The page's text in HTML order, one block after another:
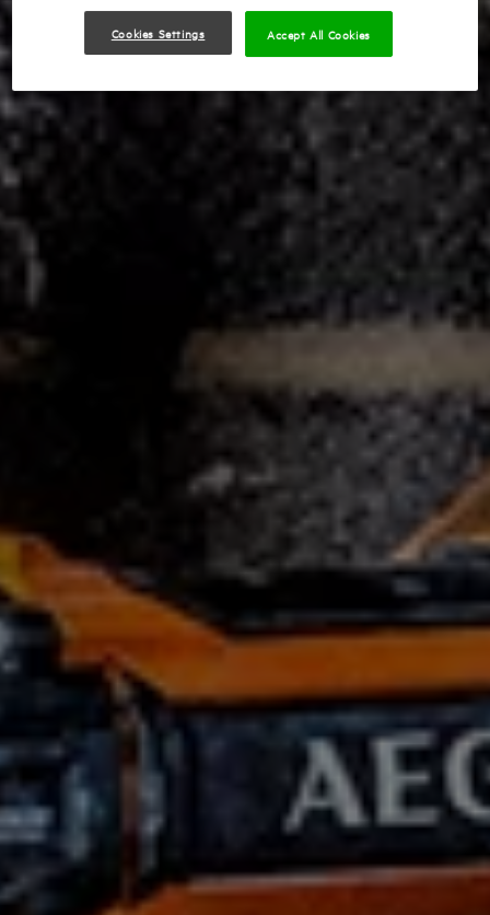
Cookies Settings Accept All Cookies